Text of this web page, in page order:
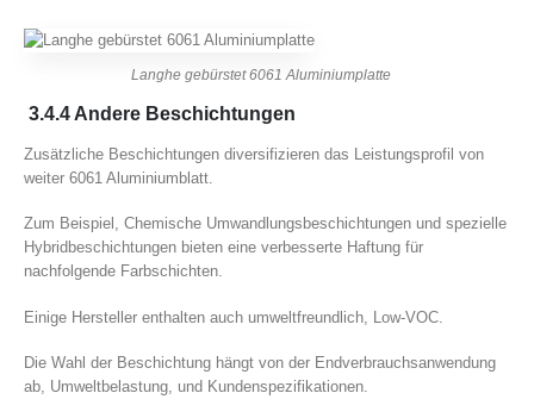
Langhe gebürstet 6061 Aluminiumplatte
3.4.4 Andere Beschichtungen
Zusätzliche Beschichtungen diversifizieren das Leistungsprofil von
weiter 6061 Aluminiumblatt.
Zum Beispiel, Chemische Umwandlungsbeschichtungen und spezielle
Hybridbeschichtungen bieten eine verbesserte Haftung für
nachfolgende Farbschichten.
Einige Hersteller enthalten auch umweltfreundlich, Low-VOC.
Die Wahl der Beschichtung hängt von der Endverbrauchsanwendung
ab, Umweltbelastung, und Kundenspezifikationen.